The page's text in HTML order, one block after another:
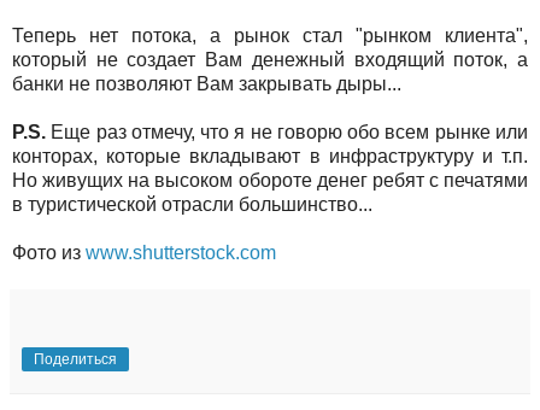
Теперь нет потока, а рынок стал "рынком клиента",
который не создает Вам денежный входящий поток, а
банки не позволяют Вам закрывать дыры...
P.S. Еще раз отмечу, что я не говорю обо всем рынке или
конторах, которые вкладывают в инфраструктуру и т.п.
Но живущих на высоком обороте денег ребят с печатями
в туристической отрасли большинство...
Фото из www.shutterstock.com
Поделиться